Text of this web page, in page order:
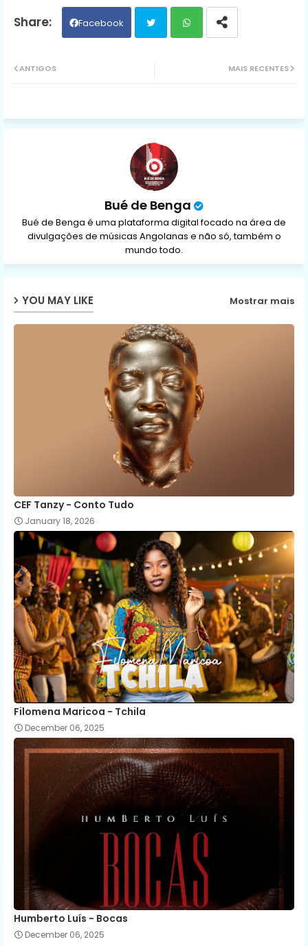
Facebook
ap
MAIS RECENTES
ANTIGOS
Bué de Benga
Bué de Benga é uma plataforma digital focado na área de
divulgações de músicas Angolanas e não só, também o
mundo todo.
YOU MAY LIKE Mostrar mais
CEF Tanzy - Conto Tudo
January 18, 2026
Filomena Maricoa - Tchila
December 06, 2025
Humberto Luís - Bocas
December 06, 2025